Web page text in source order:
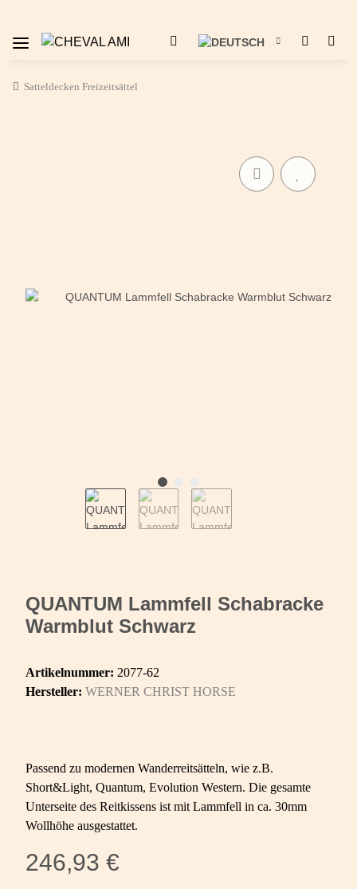
Satteldecken Freizeitsättel
QUANTUM Lammfell Schabracke
Warmblut Schwarz
Artikelnummer: 2077-62
Hersteller: WERNER CHRIST HORSE
Passend zu modernen Wanderreitsätteln, wie z.B.
Short&Light, Quantum, Evolution Western. Die gesamte
Unterseite des Reitkissens ist mit Lammfell in ca. 30mm
Wollhöhe ausgestattet.
246,93 €